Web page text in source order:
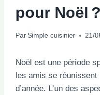
pour Noël ?
Par Simple cuisinier 21/
Noël est une période
les amis se
d’année. L’un des